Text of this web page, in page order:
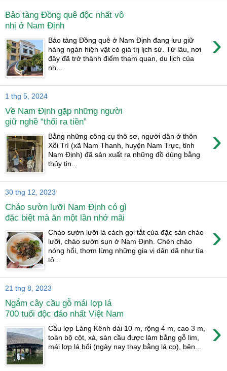
Bảo tàng Đồng quê độc nhất vô
nhị ở Nam Định
›
Bảo tàng Đồng quê ở Nam Định đang lưu giữ
hàng ngàn hiện vật có giá trị lịch sử. Từ lâu, nơi
đây đã trở thành điểm tham quan, du lịch của
nh...
1 thg 5, 2024
Về Nam Định gặp những người
giữ nghề “thổi ra tiền”
›
Bằng những công cụ thô sơ, người dân ở thôn
Xối Trì (xã Nam Thanh, huyện Nam Trực, tỉnh
Nam Định) đã sản xuất ra những đồ dùng bằng
thủy tin...
30 thg 12, 2023
Cháo sườn lưỡi Nam Định có gì
đặc biệt mà ăn một lần nhớ mãi
›
Cháo sườn lưỡi là cách gọi tắt của đặc sản cháo
lưỡi, cháo sườn sụn ở Nam Định. Chén cháo
nóng hổi, thơm lừng những gia vị dân dã như tía
tô...
21 thg 8, 2023
Ngắm cây cầu gỗ mái lợp lá
700 tuổi độc đáo nhất Việt Nam
›
Cầu lợp Làng Kênh dài 10 m, rộng 4 m, cao 3 m,
toàn bộ cột, xà, sàn cầu được làm bằng gỗ lim,
mái lợp lá bổi (ngày nay thay bằng lá cọ), bên...